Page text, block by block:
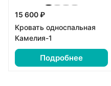
15 600 ₽
Кровать односпальная
Камелия-1
Подробнее